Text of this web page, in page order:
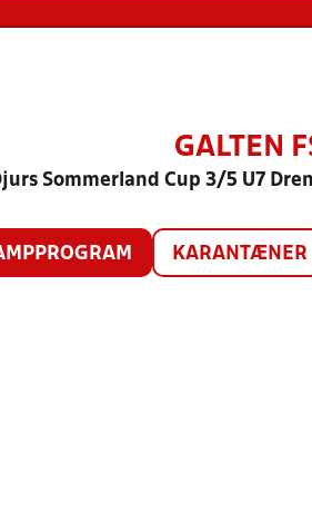
GALTEN
Sommerland Cup 3/5 U7
KARANTÆNER